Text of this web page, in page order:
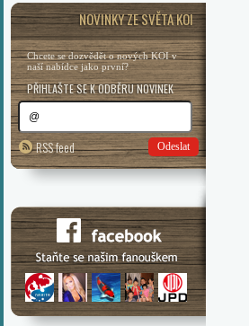
NOVINKY ZE SVĚTA KOI
Chcete se dozvědět o nových KOI v
naší nabídce jako první?
PŘIHLAŠTE SE K ODBĚRU NOVINEK
RSS feed Odeslat